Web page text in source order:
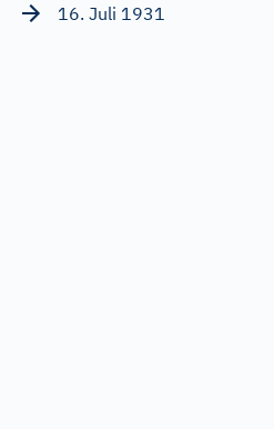
16. Juli 1931